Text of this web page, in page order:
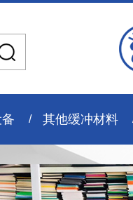
其他缓冲材料